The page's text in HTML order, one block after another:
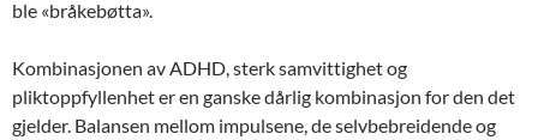
ble «bråkebøtta».
Kombinasjonen av ADHD, sterk samvittighet og
pliktoppfyllenhet er en ganske dårlig kombinasjon for den det
gjelder. Balansen mellom impulsene, de selvbebreidende og